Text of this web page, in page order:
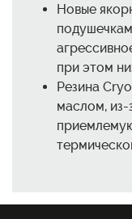
Новые
при этом
Резина
маслом, из-